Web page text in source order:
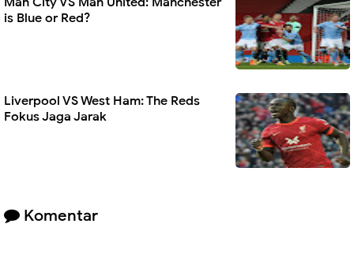
is Blue or Red?
Liverpool VS West Ham: The Reds
Fokus Jaga Jarak
Komentar